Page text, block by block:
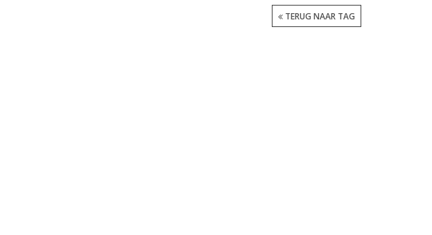
TERUG NAAR TAG